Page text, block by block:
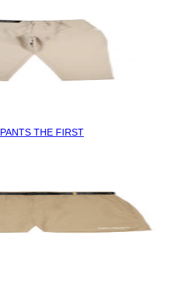
THE FIRST